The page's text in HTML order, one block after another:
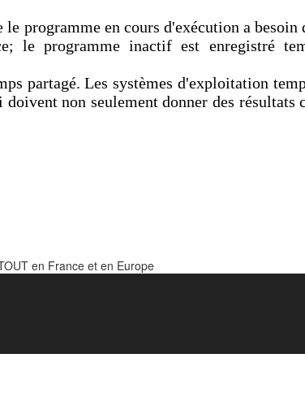
programme en cours d'exécution a besoin
le programme inactif est enregistré
partagé. Les systèmes d'exploitation
non seulement donner des résultats
en France et en Europe